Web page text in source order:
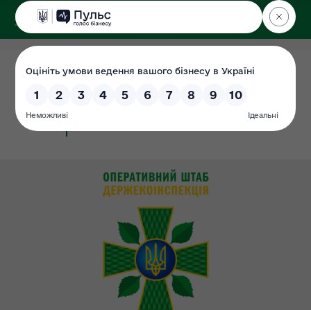
ДЕРЖЕКОІНСПЕКЦІЯ
у Хмельницькій області
17.08.2022
Документ
#місія #функції